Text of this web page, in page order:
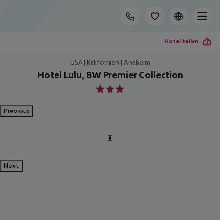
Hotel teilen
USA | Kalifornien | Anaheim
Hotel Lulu, BW Premier Collection
3
Previous
Next